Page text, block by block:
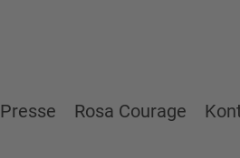
Presse Rosa Courage